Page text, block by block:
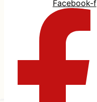
Facebook-f